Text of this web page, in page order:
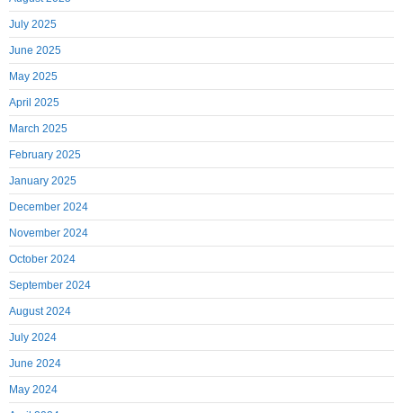
July 2025
June 2025
May 2025
April 2025
March 2025
February 2025
January 2025
December 2024
November 2024
October 2024
September 2024
August 2024
July 2024
June 2024
May 2024